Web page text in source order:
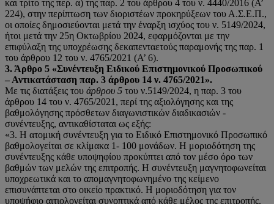
και τρίτο της περ. α) της παρ. 2 του άρθρου 4 του ν. 4440/2016 (Α’
224), στην περίπτωση των διοριστέων προκηρύξεων του Α.Σ.Ε.Π.,
οι οποίες δημοσιεύονται μετά την έναρξη ισχύος του ν. 5149/2024,
ήτοι μετά την 25η Οκτωβρίου 2024, εφαρμόζονται με την
επιφύλαξη της υποχρέωσης δεκαπενταετούς παραμονής της παρ. 1
του άρθρου 12 του ν. 4765/2021 (Α’ 6).
3. Άρθρο 5 «Συνέντευξη Ειδικού Επιστημονικού Προσωπικού
– Αντικατάσταση παρ. 3 άρθρου 14 ν. 4765/2021».
Με τις διατάξεις του άρθρου 5 του ν.5149/2024, η παρ. 3 του
άρθρου 14 του ν. 4765/2021, περί της αξιολόγησης και της
βαθμολόγησης πρόσθετων διαγωνιστικών διαδικασιών -
συνέντευξης, αντικαθίσταται ως εξής:
«3. Η ατομική συνέντευξη για το Ειδικό Επιστημονικό Προσωπικό
βαθμολογείται σε κλίμακα 1- 100 μονάδων. Η μοριοδότηση της
συνέντευξης κάθε υποψηφίου προκύπτει από τον μέσο όρο των
βαθμών των μελών της επιτροπής. H συνέντευξη μαγνητοφωνείται
υποχρεωτικά και το απομαγνητοφωνημένο της κείμενο
επισυνάπτεται στο οικείο πρακτικό. Η μοριοδότηση για τον
υποψήφιο αιτιολογείται συνοπτικά από κάθε μέλος της επιτροπής.